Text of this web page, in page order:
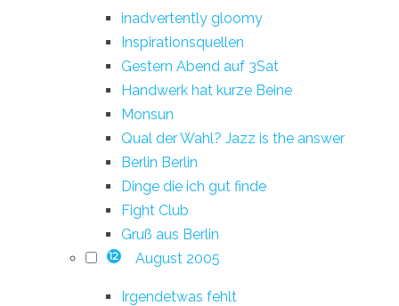
inadvertently gloomy
Inspirationsquellen
Gestern Abend auf 3Sat
Handwerk hat kurze Beine
Monsun
Qual der Wahl? Jazz is the answer
Berlin Berlin
Dinge die ich gut finde
Fight Club
Gruß aus Berlin
12 August 2005
Irgendetwas fehlt